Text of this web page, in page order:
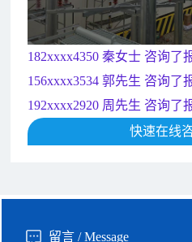
135xxxx6654 张先生 咨询了
181xxxx7531 苟先生 咨询了
182xxxx4350 秦女士 咨询了
156xxxx3534 郭先生 咨询了
192xxxx2920 周先生 咨询了
189xxxx6562 王先生 咨询了
快速在线